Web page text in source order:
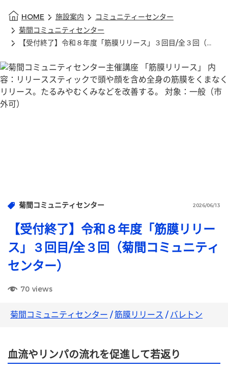
HOME 施設案内
コミュニティーセンター
菊間コミュニティセンター
【受付終了】令和８年度「筋膜リリース」３回目/全３回（菊間コミュニティセンター）
菊間コミュニティセンター 2026/06/13
【受付終了】令和８年度「筋膜リリー
ス」３回目/全３回（菊間コミュニティ
センター）
70 views
菊間コミュニティセンター /筋膜リリース /バレトン
血流やリンパの流れを促進して若返り